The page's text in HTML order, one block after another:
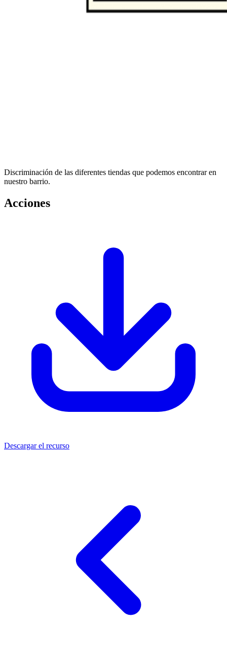
Discriminación de las diferentes tiendas que podemos encontrar en
nuestro barrio.
Acciones
Descargar el recurso